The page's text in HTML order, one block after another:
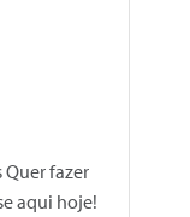
fazer
aqui hoje!